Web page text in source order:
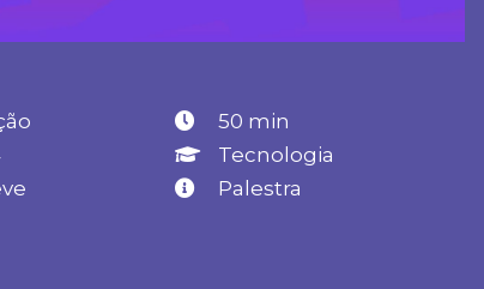
50 min
Tecnologia
Palestra